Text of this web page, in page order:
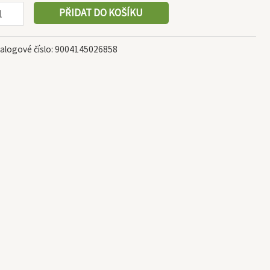
PŘIDAT DO KOŠÍKU
číslo: 9004145026858